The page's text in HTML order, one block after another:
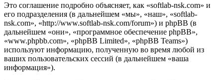
Это соглашение подробно объясняет, как «softlab-nsk.com» и
его подразделения (в дальнейшем «мы», «наш», «softlab-
nsk.com», «http://www.softlab-nsk.com/forum») и phpBB (в
дальнейшем «они», «программное обеспечение phpBB»,
«www.phpbb.com», «phpBB Limited», «phpBB Teams»)
используют информацию, полученную во время любой из
ваших пользовательских сессий (в дальнейшем «ваша
информация»).